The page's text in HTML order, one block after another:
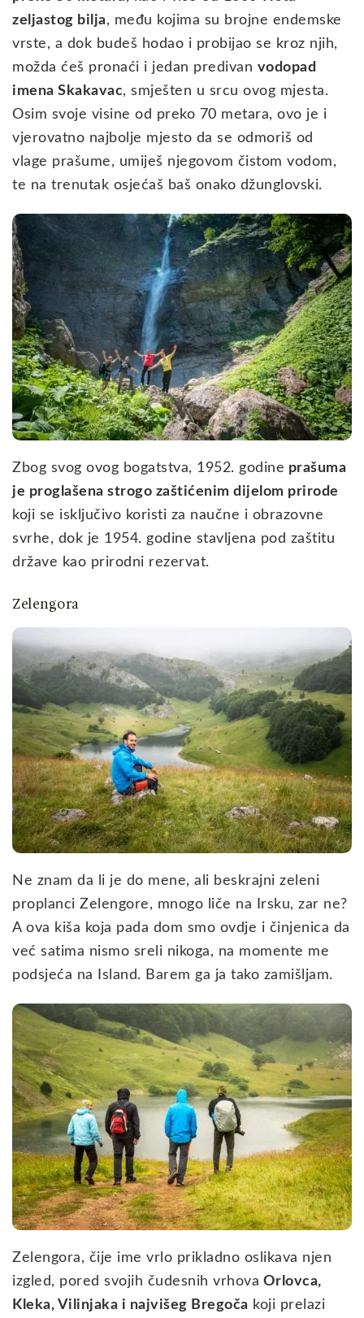
zeljastog bilja, među kojima su brojne endemske
vrste, a dok budeš hodao i probijao se kroz njih,
možda ćeš pronaći i jedan predivan vodopad
imena Skakavac, smješten u srcu ovog mjesta.
Osim svoje visine od preko 70 metara, ovo je i
vjerovatno najbolje mjesto da se odmoriš od
vlage prašume, umiješ njegovom čistom vodom,
te na trenutak osjećaš baš onako džunglovski.
Zbog svog ovog bogatstva, 1952. godine prašuma
je proglašena strogo zaštićenim dijelom prirode
koji se isključivo koristi za naučne i obrazovne
svrhe, dok je 1954. godine stavljena pod zaštitu
države kao prirodni rezervat.
Zelengora
Ne znam da li je do mene, ali beskrajni zeleni
proplanci Zelengore, mnogo liče na Irsku, zar ne?
A ova kiša koja pada dom smo ovdje i činjenica da
već satima nismo sreli nikoga, na momente me
podsjeća na Island. Barem ga ja tako zamišljam.
Zelengora, čije ime vrlo prikladno oslikava njen
izgled, pored svojih čudesnih vrhova Orlovca,
Kleka, Vilinjaka i najvišeg Bregoča koji prelazi